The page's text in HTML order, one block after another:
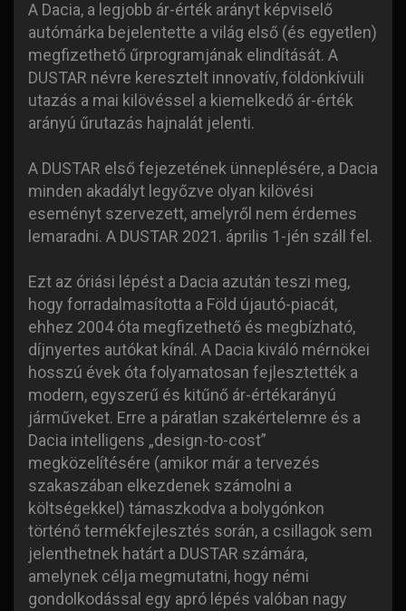
A Dacia, a legjobb ár-érték arányt képviselő
autómárka bejelentette a világ első (és egyetlen)
megfizethető űrprogramjának elindítását. A
DUSTAR névre keresztelt innovatív, földönkívüli
utazás a mai kilövéssel a kiemelkedő ár-érték
arányú űrutazás hajnalát jelenti.
A DUSTAR első fejezetének ünneplésére, a Dacia
minden akadályt legyőzve olyan kilövési
eseményt szervezett, amelyről nem érdemes
lemaradni. A DUSTAR 2021. április 1-jén száll fel.
Ezt az óriási lépést a Dacia azután teszi meg,
hogy forradalmasította a Föld újautó-piacát,
ehhez 2004 óta megfizethető és megbízható,
díjnyertes autókat kínál. A Dacia kiváló mérnökei
hosszú évek óta folyamatosan fejlesztették a
modern, egyszerű és kitűnő ár-értékarányú
járműveket. Erre a páratlan szakértelemre és a
Dacia intelligens „design-to-cost”
megközelítésére (amikor már a tervezés
szakaszában elkezdenek számolni a
költségekkel) támaszkodva a bolygónkon
történő termékfejlesztés során, a csillagok sem
jelenthetnek határt a DUSTAR számára,
amelynek célja megmutatni, hogy némi
gondolkodással egy apró lépés valóban nagy